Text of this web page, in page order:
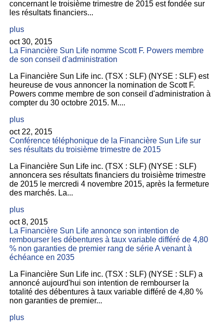
concernant le troisième trimestre de 2015 est fondée sur
les résultats financiers...
plus
oct 30, 2015
La Financière Sun Life nomme Scott F. Powers membre
de son conseil d'administration
La Financière Sun Life inc. (TSX : SLF) (NYSE : SLF) est
heureuse de vous annoncer la nomination de Scott F.
Powers comme membre de son conseil d'administration à
compter du 30 octobre 2015. M....
plus
oct 22, 2015
Conférence téléphonique de la Financière Sun Life sur
ses résultats du troisième trimestre de 2015
La Financière Sun Life inc. (TSX : SLF) (NYSE : SLF)
annoncera ses résultats financiers du troisième trimestre
de 2015 le mercredi 4 novembre 2015, après la fermeture
des marchés. La...
plus
oct 8, 2015
La Financière Sun Life annonce son intention de
rembourser les débentures à taux variable différé de 4,80
% non garanties de premier rang de série A venant à
échéance en 2035
La Financière Sun Life inc. (TSX : SLF) (NYSE : SLF) a
annoncé aujourd'hui son intention de rembourser la
totalité des débentures à taux variable différé de 4,80 %
non garanties de premier...
plus